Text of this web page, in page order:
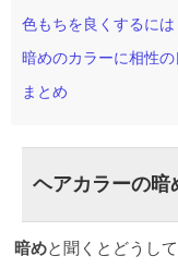
色もちを良くするには
暗めのカラーに相性の
まとめ
ヘアカラーの暗
暗めと聞くとどうし